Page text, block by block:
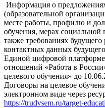
Информация о
(образовательной
месте работы, профилю и
обучения, мерах
также требованиях будущего
контактных данных
Единой цифровой платформе
отношений «Работа в
целевого обучения» до
Договоры на целевое
электронном виде через
https://trudvsem.ru/target-